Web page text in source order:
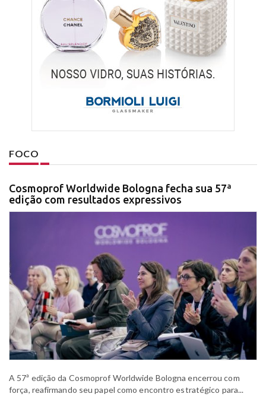
FOCO
Cosmoprof Worldwide Bologna fecha sua 57ª
edição com resultados expressivos
A 57ª edição da Cosmoprof Worldwide Bologna encerrou com
força, reafirmando seu papel como encontro estratégico para...